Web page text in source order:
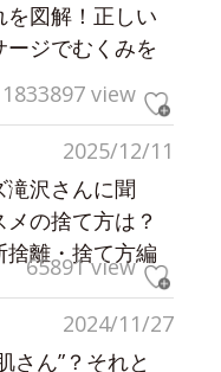
を図解！正しい
ージでむくみを
1833897 view
2025/12/11
滝沢さんに聞
メの捨て方は？
捨離・捨て方編
65891 view
2024/11/27
さん”？それと